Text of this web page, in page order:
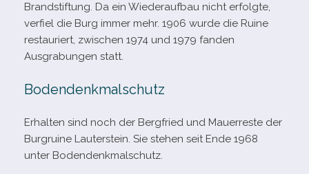
Brandstiftung. Da ein Wiederaufbau nicht erfolgte,
ver­fiel die Burg immer mehr. 1906 wurde die Ruine
restau­riert, zwi­schen 1974 und 1979 fan­den
Ausgrabungen statt.
Bodendenkmalschutz
Erhalten sind noch der Bergfried und Mauerreste der
Burgruine Lauterstein. Sie ste­hen seit Ende 1968
unter Bodendenkmalschutz.